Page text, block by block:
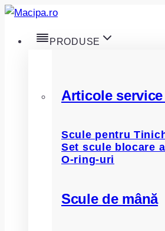
Skip
content
PRODUSE
Articole
Scule pentru
Set scule blocare
O-ring-uri
Scule de mână